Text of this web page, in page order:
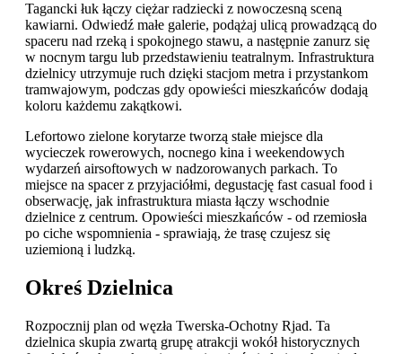
Tagancki łuk łączy ciężar radziecki z nowoczesną sceną
kawiarni. Odwiedź małe galerie, podążaj ulicą prowadzącą do
spaceru nad rzeką i spokojnego stawu, a następnie zanurz się
w nocnym targu lub przedstawieniu teatralnym. Infrastruktura
dzielnicy utrzymuje ruch dzięki stacjom metra i przystankom
tramwajowym, podczas gdy opowieści mieszkańców dodają
koloru każdemu zakątkowi.
Lefortowo zielone korytarze tworzą stałe miejsce dla
wycieczek rowerowych, nocnego kina i weekendowych
wydarzeń airsoftowych w nadzorowanych parkach. To
miejsce na spacer z przyjaciółmi, degustację fast casual food i
obserwację, jak infrastruktura miasta łączy wschodnie
dzielnice z centrum. Opowieści mieszkańców - od rzemiosła
po ciche wspomnienia - sprawiają, że trasę czujesz się
uziemioną i ludzką.
Okreś Dzielnica
Rozpocznij plan od węzła Twerska-Ochotny Rjad. Ta
dzielnica skupia zwartą grupę atrakcji wokół historycznych